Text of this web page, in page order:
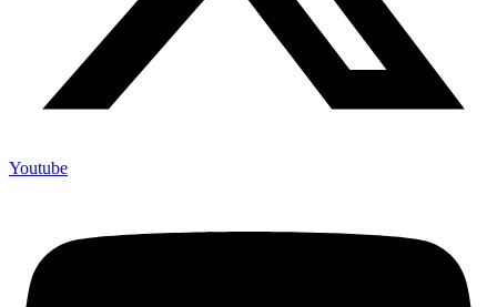
Youtube